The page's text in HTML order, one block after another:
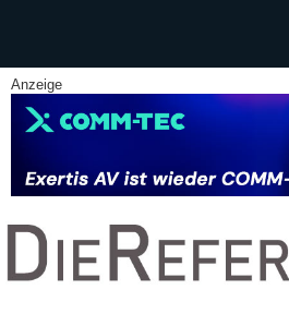
Anzeige